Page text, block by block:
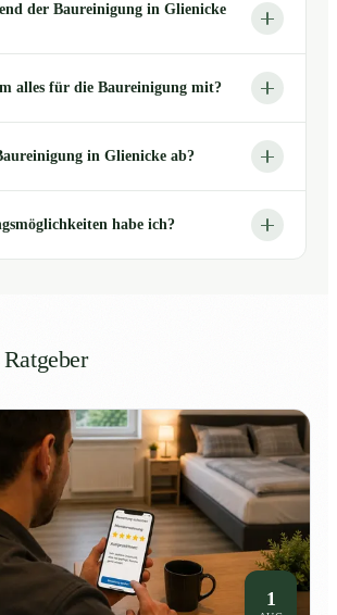
der Baureinigung in Glienicke
alles für die Baureinigung mit?
in Glienicke ab?
habe ich?
1